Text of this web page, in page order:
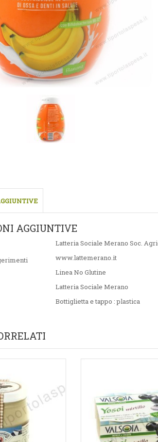
AGGIUNTIVE
Latteria Sociale Merano Soc.
www.lattemerano.it
Linea No Glutine
Latteria Sociale Merano
Bottiglietta e tappo : plastica